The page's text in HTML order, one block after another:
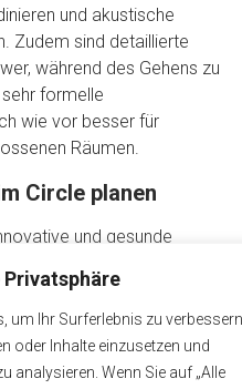
um Ihr Surferlebnis zu
oder Inhalte einzusetzen und
analysieren. Wenn Sie auf „Alle
und akustische
Zudem sind detaillierte
während des Gehens zu
formelle
wie vor besser für
Räumen.
Circle planen
und gesunde
Sie fördern nicht
sondern auch
Produktivität. Mit der
können Walk ’n Talk
des Arbeitsalltags